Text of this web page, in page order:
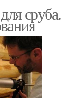
сруба.